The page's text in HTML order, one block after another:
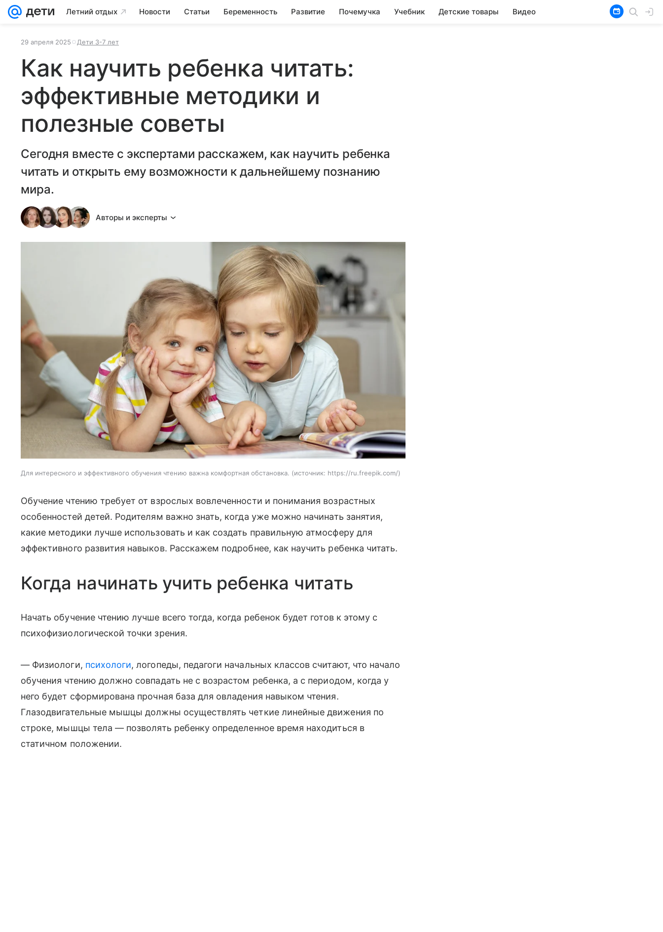
Летний отдых Новости Статьи Беременность Развитие Почемучка Учебник Детские товары Видео
29 апреля 2025 Дети 3-7 лет
Как научить ребенка читать:
эффективные методики и
полезные советы
Сегодня вместе с экспертами расскажем, как научить ребенка
читать и открыть ему возможности к дальнейшему познанию
мира.
Авторы и эксперты
Для интересного и эффективного обучения чтению важна комфортная обстановка. источник: https://ru.freepik.com/
Обучение чтению требует от взрослых вовлеченности и понимания возрастных
особенностей детей. Родителям важно знать, когда уже можно начинать занятия,
какие методики лучше использовать и как создать правильную атмосферу для
эффективного развития навыков. Расскажем подробнее, как научить ребенка читать.
Когда начинать учить ребенка читать
Начать обучение чтению лучше всего тогда, когда ребенок будет готов к этому с
психофизиологической точки зрения.
— Физиологи, психологи, логопеды, педагоги начальных классов считают, что начало
обучения чтению должно совпадать не с возрастом ребенка, а с периодом, когда у
него будет сформирована прочная база для овладения навыком чтения.
Глазодвигательные мышцы должны осуществлять четкие линейные движения по
строке, мышцы тела — позволять ребенку определенное время находиться в
статичном положении.